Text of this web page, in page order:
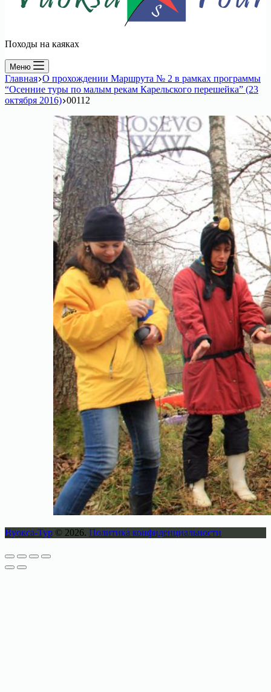
Походы на каяках
Меню
Главная О прохождении Маршрута № 2 в рамках программы
“Осенние туры по малым рекам Карельского перешейка” (23
октября 2016) 00112
Вуокса-Тур © 2026. Политика конфиденциальности